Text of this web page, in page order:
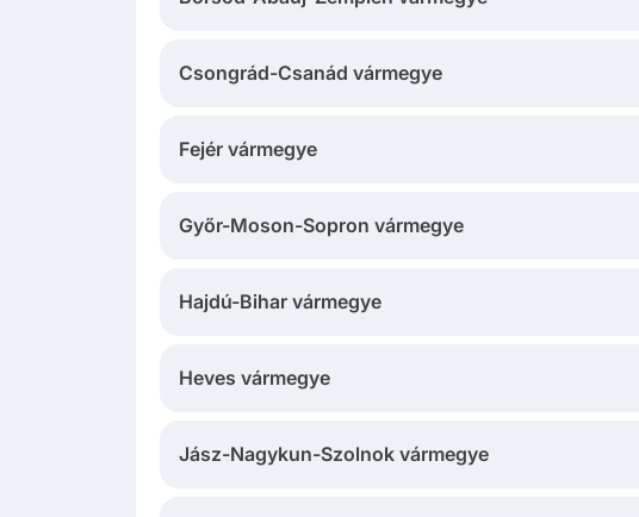
Csongrád-Csanád vármegye
Fejér vármegye
Győr-Moson-Sopron vármegye
Hajdú-Bihar vármegye
Heves vármegye
Jász-Nagykun-Szolnok vármegye